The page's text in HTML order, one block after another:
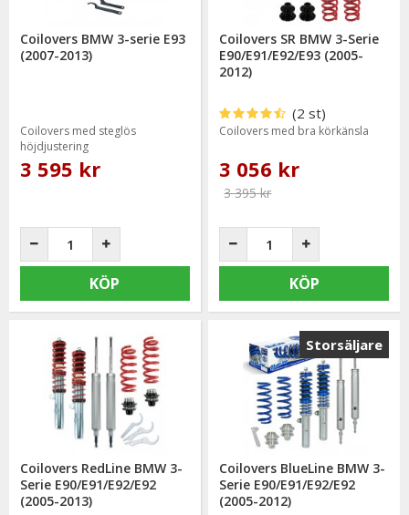
Coilovers BMW 3-serie E93
(2007-2013)
Coilovers med steglös
höjdjustering
3 595 kr
KÖP
Coilovers SR BMW 3-Serie
E90/E91/E92/E93 (2005-
2012)
(2 st)
Coilovers med bra körkänsla
3 056 kr
3 395 kr
KÖP
Coilovers RedLine BMW 3-
Serie E90/E91/E92/E92
(2005-2013)
Storsäljare
Coilovers BlueLine BMW 3-
Serie E90/E91/E92/E92
(2005-2012)